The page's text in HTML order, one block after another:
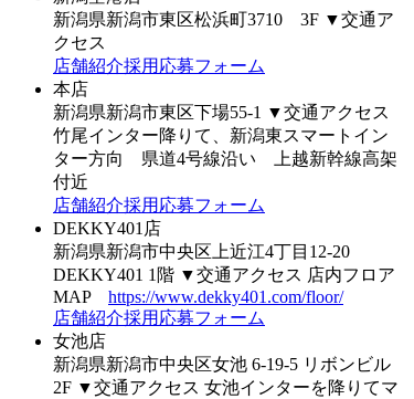
新潟県新潟市東区松浜町3710 3F ▼交通ア
クセス
店舗紹介採用応募フォーム
本店
新潟県新潟市東区下場55-1 ▼交通アクセス
竹尾インター降りて、新潟東スマートイン
ター方向 県道4号線沿い 上越新幹線高架
付近
店舗紹介採用応募フォーム
DEKKY401店
新潟県新潟市中央区上近江4丁目12-20
DEKKY401 1階 ▼交通アクセス 店内フロア
MAP https://www.dekky401.com/floor/
店舗紹介採用応募フォーム
女池店
新潟県新潟市中央区女池 6-19-5 リボンビル
2F ▼交通アクセス 女池インターを降りてマ